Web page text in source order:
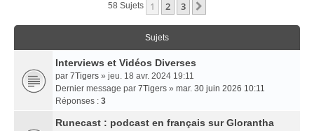
58 Sujets 1 2 3
Sujets
Interviews et Vidéos Diverses
par 7Tigers » jeu. 18 avr. 2024 19:11
Dernier message par 7Tigers » mar. 30 juin 2026 10:11
Réponses : 3
Runecast : podcast en français sur Glorantha